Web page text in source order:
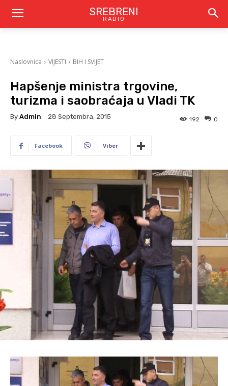
SREBRENI
RADIO
Naslovnica VIJESTI BIH I SVIJET
Hapšenje ministra trgovine,
turizma i saobraćaja u Vladi TK
By Admin 28 Septembra, 2015 0
192
Facebook Viber